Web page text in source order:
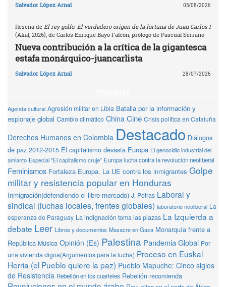
Salvador López Arnal 03/08/2026
Reseña de El rey golfo. El verdadero origen de la fortuna de Juan Carlos I
(Akal, 2026), de Carlos Enrique Bayo Falcón; prólogo de Pascual Serrano
Nueva contribución a la crítica de la gigantesca
estafa monárquico-juancarlista
Salvador López Arnal 28/07/2026
Agenda cultural Agresión militar en Libia Batalla por la información y
espionaje global Cambio climático China Cine Crisis política en Cataluña
Derechos Humanos en Colombia Destacado Diálogos
de paz 2012-2015 El capitalismo devasta Europa El genocidio industrial del
amianto Especial "El capitalismo cruje" Europa lucha contra la revolución neoliberal
Feminismos Fortaleza Europa. La UE contra los inmigrantes Golpe
militar y resistencia popular en Honduras
Inmigración(defendiendo el libre mercado) J. Petras Laboral y
sindical (luchas locales, frentes globales) laboratorio neoliberal La
esperanza de Paraguay La indignación toma las plazas La Izquierda a
debate Leer Libros y documentos Masacre en Gaza Monarquía frente a
República Música Opinión (Es) Palestina Pandemia Global Por
una vivienda digna(Argumentos para la lucha) Proceso en Euskal
Herria (el Pueblo quiere la paz) Pueblo Mapuche: Cinco siglos
de Resistencia Rebelión en los cuarteles Rebelión recomienda